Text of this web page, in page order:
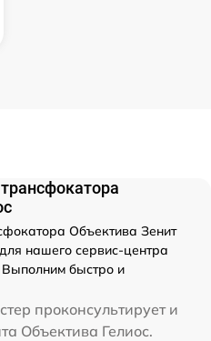
Объектива Зенит
нашего сервис-центра
быстро и
проконсультирует и
Объектива Гелиос.